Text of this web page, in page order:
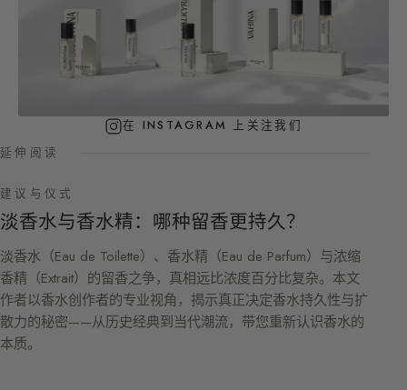
在 INSTAGRAM 上关注我们
延伸阅读
建议与仪式
淡香水与香水精：哪种留香更持久？
淡香水（Eau de Toilette）、香水精（Eau de Parfum）与浓缩
香精（Extrait）的留香之争，真相远比浓度百分比复杂。本文
作者以香水创作者的专业视角，揭示真正决定香水持久性与扩
散力的秘密——从历史经典到当代潮流，带您重新认识香水的
本质。